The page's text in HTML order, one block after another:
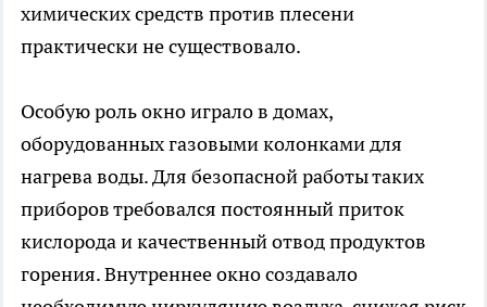
химических средств против плесени
практически не существовало.
Особую роль окно играло в домах,
оборудованных газовыми колонками для
нагрева воды. Для безопасной работы таких
приборов требовался постоянный приток
кислорода и качественный отвод продуктов
горения. Внутреннее окно создавало